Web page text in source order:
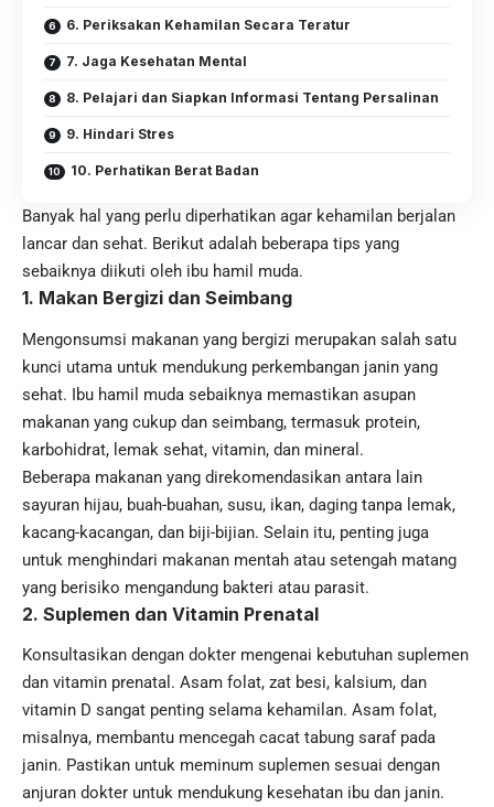
6. Periksakan Kehamilan Secara Teratur
7. Jaga Kesehatan Mental
8. Pelajari dan Siapkan Informasi Tentang Persalinan
9. Hindari Stres
10. Perhatikan Berat Badan
Banyak hal yang perlu diperhatikan agar kehamilan berjalan
lancar dan sehat. Berikut adalah beberapa tips yang
sebaiknya diikuti oleh ibu hamil muda.
1. Makan Bergizi dan Seimbang
Mengonsumsi makanan yang bergizi merupakan salah satu
kunci utama untuk mendukung perkembangan janin yang
sehat. Ibu hamil muda sebaiknya memastikan asupan
makanan yang cukup dan seimbang, termasuk protein,
karbohidrat, lemak sehat, vitamin, dan mineral.
Beberapa makanan yang direkomendasikan antara lain
sayuran hijau, buah-buahan, susu, ikan, daging tanpa lemak,
kacang-kacangan, dan biji-bijian. Selain itu, penting juga
untuk menghindari makanan mentah atau setengah matang
yang berisiko mengandung bakteri atau parasit.
2. Suplemen dan Vitamin Prenatal
Konsultasikan dengan dokter mengenai kebutuhan suplemen
dan vitamin prenatal. Asam folat, zat besi, kalsium, dan
vitamin D sangat penting selama kehamilan. Asam folat,
misalnya, membantu mencegah cacat tabung saraf pada
janin. Pastikan untuk meminum suplemen sesuai dengan
anjuran dokter untuk mendukung kesehatan ibu dan janin.